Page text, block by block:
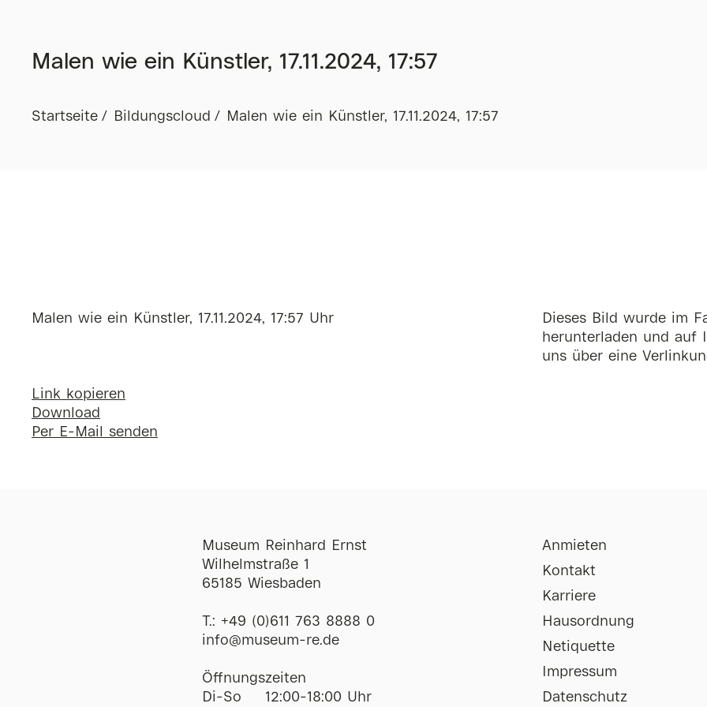
Malen wie ein Künstler, 17.11.2024, 17:57
Startseite Bildungscloud Malen wie ein Künstler, 17.11.2024, 17:57
Malen wie ein Künstler, 17.11.2024, 17:57 Uhr
Link kopieren
Download
Per E-Mail senden
Dieses Bild wurde im
herunterladen und auf
uns über eine
Museum Reinhard Ernst
Wilhelmstraße 1
65185 Wiesbaden
T.: +49 (0)611 763 8888 0
ofni@museum-re de
Öffnungszeiten
Di-So
12:00-18:00 Uhr
Anmieten
Kontakt
Karriere
Hausordnung
Netiquette
Impressum
Datenschutz